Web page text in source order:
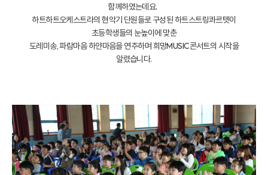
함께하였는데요.
하트하트오케스트라의 현악기 단원들로 구성된 하트스트링콰르텟이
초등학생들의 눈높이에 맞춘
도레미송, 파람마음 하얀마음을 연주하며 희망MUSIC콘서트의 시작을
알렸습니다.